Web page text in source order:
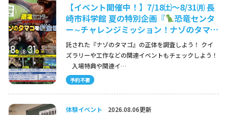
【イベント開催中！】7/18㈯～8/31㈪ 長
崎市科学館 夏の特別企画『
恐竜センタ
ー∼チャレンジミッション！ナゾのタマ…
託された『ナゾのタマゴ』の正体を調査しよう！ クイ
ズラリーや工作などの関連イベントもチェックしよう！
入場特典や関連イ…
予約不要
体験イベント 2026.08.06更新